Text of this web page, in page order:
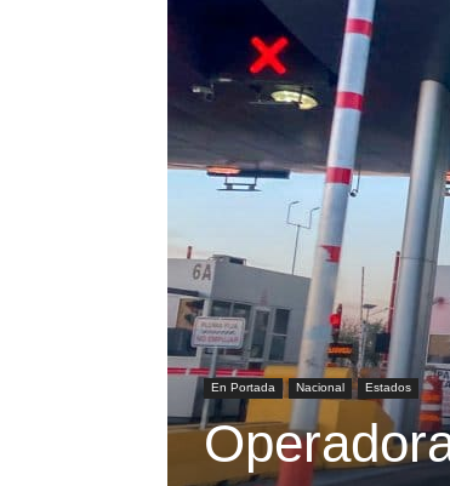
En Portada Nacional Estados